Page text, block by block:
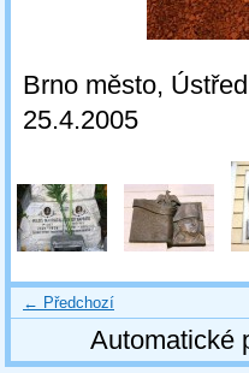
Brno město,
25.4.2005
← Předchozí
Automatické